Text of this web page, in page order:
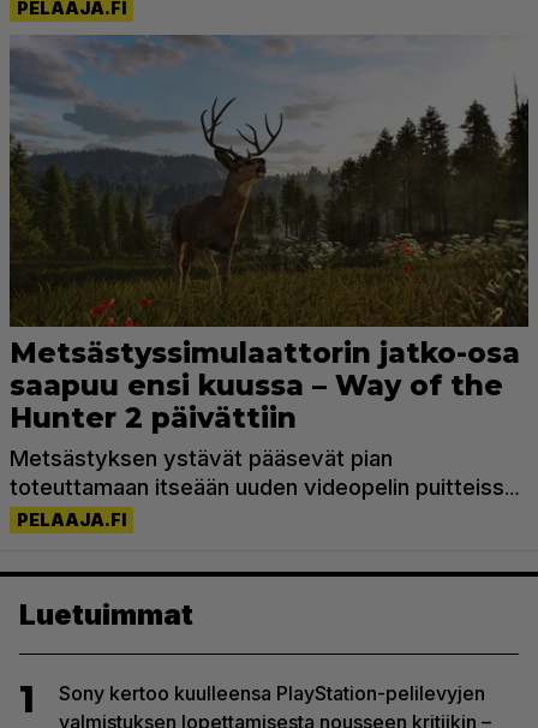
Luetuimmat
1
Sony kertoo kuulleensa PlayStation-pelilevyjen
valmistuksen lopettamisesta nousseen kritiikin –